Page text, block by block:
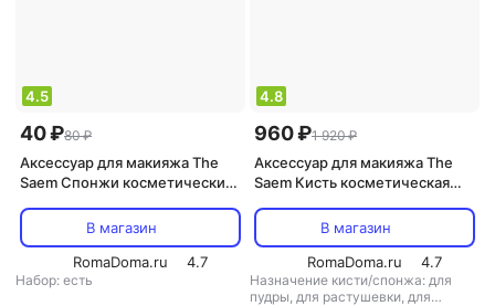
4.5
40 ₽80 ₽
Аксессуар для макияжа The
Saem Спонжи косметические
В магазин
RomaDoma.ru
4.7
Набор: есть
4.8
960 ₽1 920 ₽
Аксессуар для макияжа The
Saem Кисть косметическая
В магазин
RomaDoma.ru
4.7
Назначение кисти/спонжа: для
пудры, для растушевки, для